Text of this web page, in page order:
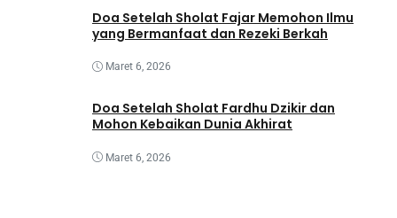
Doa Setelah Sholat Fajar Memohon Ilmu
yang Bermanfaat dan Rezeki Berkah
Maret 6, 2026
Doa Setelah Sholat Fardhu Dzikir dan
Mohon Kebaikan Dunia Akhirat
Maret 6, 2026